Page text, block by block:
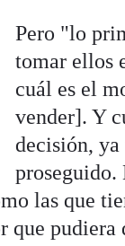
Pero "lo
tomar ellos
cuál es el
vender]. Y
decisión, ya
proseguido.
las que
que